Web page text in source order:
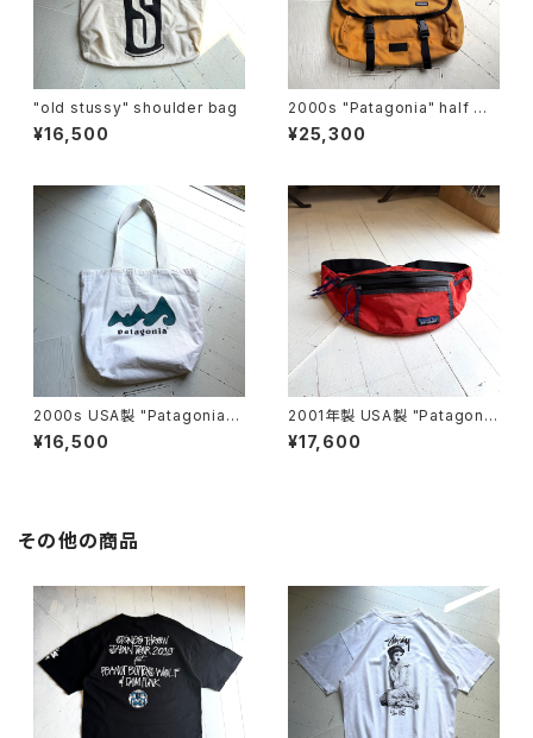
"old stussy" shoulder bag
¥16,500
2000s "Patagonia" half ma
ss bag
¥25,300
2000s USA製 "Patagonia"
original canvas bag
¥16,500
2001年製 USA製 "Patagoni
a" Hip Vault
¥17,600
その他の商品